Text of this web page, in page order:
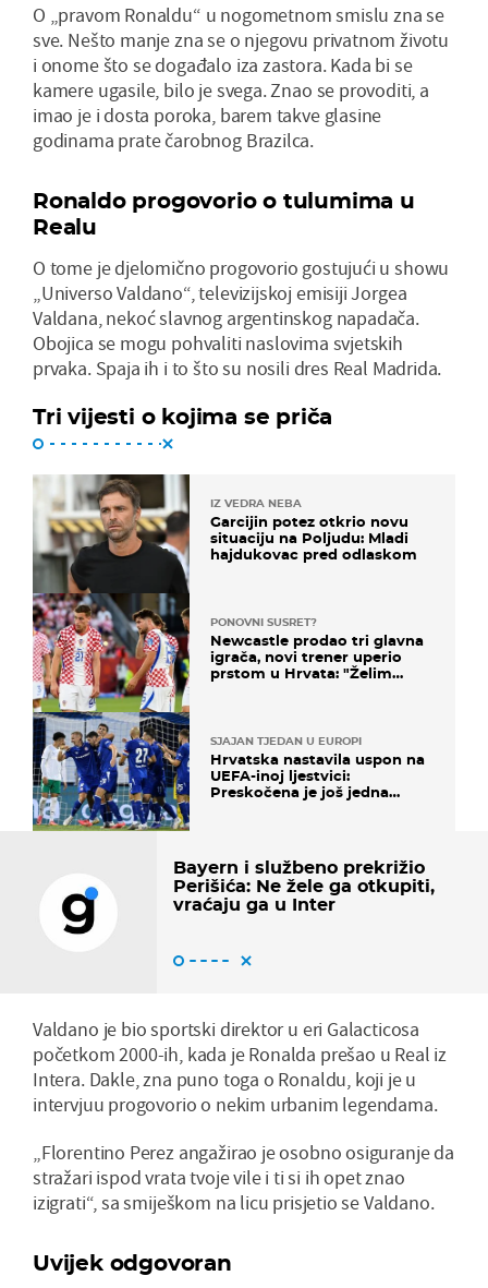
O „pravom Ronaldu“ u nogometnom smislu zna se
sve. Nešto manje zna se o njegovu privatnom životu
i onome što se događalo iza zastora. Kada bi se
kamere ugasile, bilo je svega. Znao se provoditi, a
imao je i dosta poroka, barem takve glasine
godinama prate čarobnog Brazilca.
Ronaldo progovorio o tulumima u
Realu
O tome je djelomično progovorio gostujući u showu
„Universo Valdano“, televizijskoj emisiji Jorgea
Valdana, nekoć slavnog argentinskog napadača.
Obojica se mogu pohvaliti naslovima svjetskih
prvaka. Spaja ih i to što su nosili dres Real Madrida.
Tri vijesti o kojima se priča
IZ VEDRA NEBA
Garcijin potez otkrio novu
situaciju na Poljudu: Mladi
hajdukovac pred odlaskom
PONOVNI SUSRET?
Newcastle prodao tri glavna
igrača, novi trener uperio
prstom u Hrvata: "Želim
SJAJAN TJEDAN U EUROPI
Hrvatska nastavila uspon na
UEFA-inoj ljestvici:
Preskočena je još jedna
Bayern i službeno prekrižio
Perišića: Ne žele ga otkupiti,
vraćaju ga u Inter
Valdano je bio sportski direktor u eri Galacticosa
početkom 2000-ih, kada je Ronalda prešao u Real iz
Intera. Dakle, zna puno toga o Ronaldu, koji je u
intervjuu progovorio o nekim urbanim legendama.
„Florentino Perez angažirao je osobno osiguranje da
stražari ispod vrata tvoje vile i ti si ih opet znao
izigrati“, sa smiješkom na licu prisjetio se Valdano.
Uvijek odgovoran